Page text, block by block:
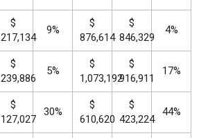
$
217,134
9%
$
876,614
$
846,329
4%
$
239,886
5%
$
1,073,192
$
916,911
17%
$
127,027
30%
$
610,620
$
423,224
44%